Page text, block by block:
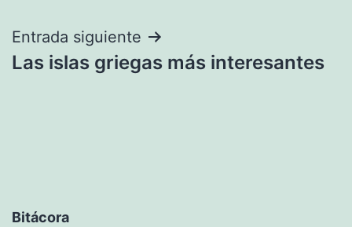
Entrada siguiente
Las islas griegas más interesantes
Bitácora